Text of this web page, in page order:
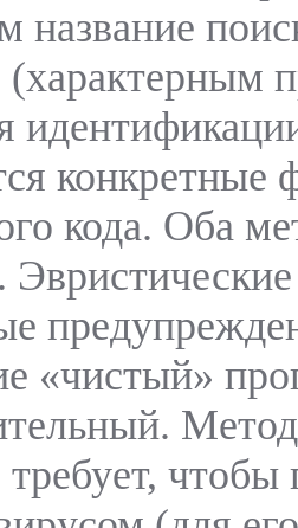
название
(характерным
конкретные
кода. Оба
«чистый»
требует,